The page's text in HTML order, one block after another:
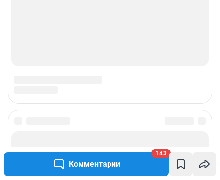
Комментарии
143